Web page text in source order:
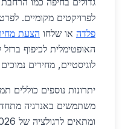
לפרויקטים מקומיים.
פלדה או שלחו הצעת
האופטימלית לכיפוף
לוגיסטיים, מחירים
יתרונות נוספים כוללים
משתמשים באנרגיה